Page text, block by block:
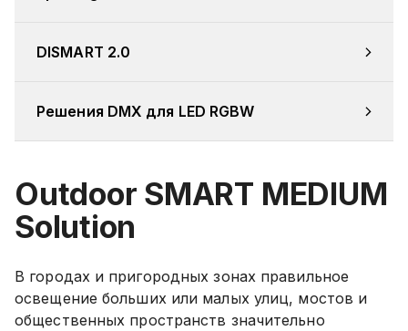
DISMART 2.0
Решения DMX для LED RGBW
Outdoor SMART MEDIUM
Solution
В городах и пригородных зонах правильное
освещение больших или малых улиц, мостов и
общественных пространств значительно